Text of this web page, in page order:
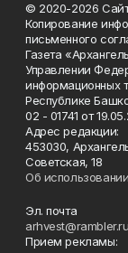
© 2020-2026 Сайт
Копирование
письменного
Газета
Управлении
информационных
Республике
02 - 01741 от
Адрес редакции:
453030,
Советская, 18
Об
Эл. почта
arhvest@rambler.ru
Прием рекламы: